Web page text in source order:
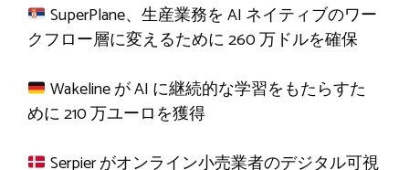
SuperPlane、生産業務を AI ネイティブのワー
クフロー層に変えるために 260 万ドルを確保
Wakeline が AI に継続的な学習をもたらすた
めに 210 万ユーロを獲得
Serpier がオンライン小売業者のデジタル可視